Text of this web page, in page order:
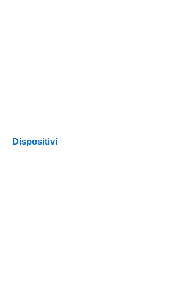
Dispositivi